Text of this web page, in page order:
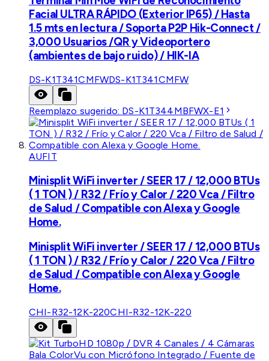
Facial ULTRA RÁPIDO (Exterior IP65) / Hasta
1.5 mts en lectura / Soporta P2P Hik-Connect /
3,000 Usuarios /QR y Videoportero
(ambientes de bajo ruido) / HIK-IA
DS-K1T341CMFWDS-K1T341CMFW
Reemplazo sugerido: DS-K1T344MBFWX-E1
AUFIT
Minisplit WiFi inverter / SEER 17 / 12,000 BTUs
( 1 TON ) / R32 / Frío y Calor / 220 Vca / Filtro
de Salud / Compatible con Alexa y Google
Home.
Minisplit WiFi inverter / SEER 17 / 12,000 BTUs
( 1 TON ) / R32 / Frío y Calor / 220 Vca / Filtro
de Salud / Compatible con Alexa y Google
Home.
CHI-R32-12K-220CHI-R32-12K-220